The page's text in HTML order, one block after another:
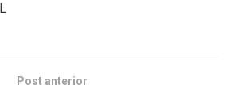
Post anterior